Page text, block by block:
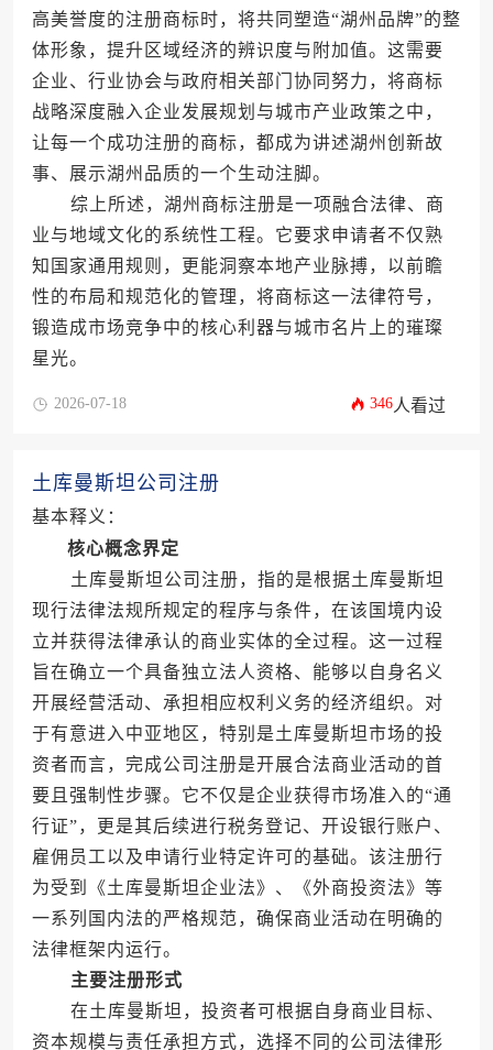
高美誉度的注册商标时，将共同塑造“湖州品牌”的整
体形象，提升区域经济的辨识度与附加值。这需要
企业、行业协会与政府相关部门协同努力，将商标
战略深度融入企业发展规划与城市产业政策之中，
让每一个成功注册的商标，都成为讲述湖州创新故
事、展示湖州品质的一个生动注脚。
综上所述，湖州商标注册是一项融合法律、商
业与地域文化的系统性工程。它要求申请者不仅熟
知国家通用规则，更能洞察本地产业脉搏，以前瞻
性的布局和规范化的管理，将商标这一法律符号，
锻造成市场竞争中的核心利器与城市名片上的璀璨
星光。
2026-07-18 346人看过
土库曼斯坦公司注册
基本释义：
核心概念界定
土库曼斯坦公司注册，指的是根据土库曼斯坦
现行法律法规所规定的程序与条件，在该国境内设
立并获得法律承认的商业实体的全过程。这一过程
旨在确立一个具备独立法人资格、能够以自身名义
开展经营活动、承担相应权利义务的经济组织。对
于有意进入中亚地区，特别是土库曼斯坦市场的投
资者而言，完成公司注册是开展合法商业活动的首
要且强制性步骤。它不仅是企业获得市场准入的“通
行证”，更是其后续进行税务登记、开设银行账户、
雇佣员工以及申请行业特定许可的基础。该注册行
为受到《土库曼斯坦企业法》、《外商投资法》等
一系列国内法的严格规范，确保商业活动在明确的
法律框架内运行。
主要注册形式
在土库曼斯坦，投资者可根据自身商业目标、
资本规模与责任承担方式，选择不同的公司法律形